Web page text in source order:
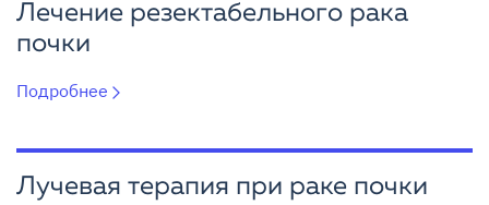
Лечение резектабельного рака
почки
Подробнее
Лучевая терапия при раке почки